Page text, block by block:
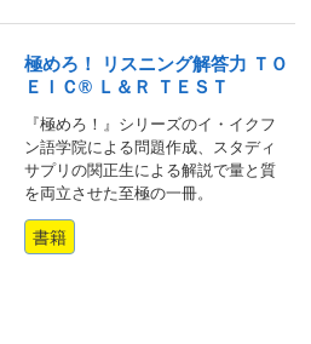
極めろ！ リスニング解答力 ＴＯ
ＥＩＣ® Ｌ＆Ｒ ＴＥＳＴ
『極めろ！』シリーズのイ・イクフ
ン語学院による問題作成、スタディ
サプリの関正生による解説で量と質
を両立させた至極の一冊。
書籍